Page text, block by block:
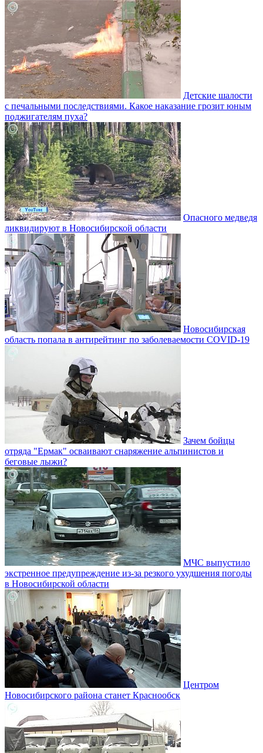
Детские шалости
с печальными последствиями. Какое наказание грозит юным
поджигателям пуха?
Опасного медведя
ликвидируют в Новосибирской области
Новосибирская
область попала в антирейтинг по заболеваемости COVID-19
Зачем бойцы
отряда "Ермак" осваивают снаряжение альпинистов и
беговые лыжи?
МЧС выпустило
экстренное предупреждение из-за резкого ухудшения погоды
в Новосибирской области
Центром
Новосибирского района станет Краснообск